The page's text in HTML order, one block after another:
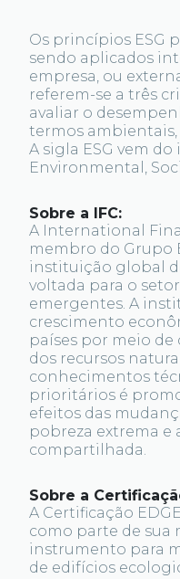
Os princípios ESG
sendo aplicados
empresa, ou
referem-se a três
avaliar o
termos ambientais,
A sigla ESG vem
Environmental,
Sobre a IFC:
A International
membro do Grupo
instituição global
voltada para o
emergentes. A
crescimento
países por meio de
dos recursos
conhecimentos
prioritários é
efeitos das
pobreza extrema
compartilhada.
Sobre a
A Certificação
como parte de sua
instrumento para
de edifícios